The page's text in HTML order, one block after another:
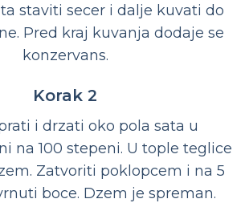
staviti secer i dalje kuvati do
Pred kraj kuvanja dodaje se
konzervans.
Korak 2
i drzati oko pola sata u
na 100 stepeni. U tople teglice
Zatvoriti poklopcem i na 5
boce. Dzem je spreman.